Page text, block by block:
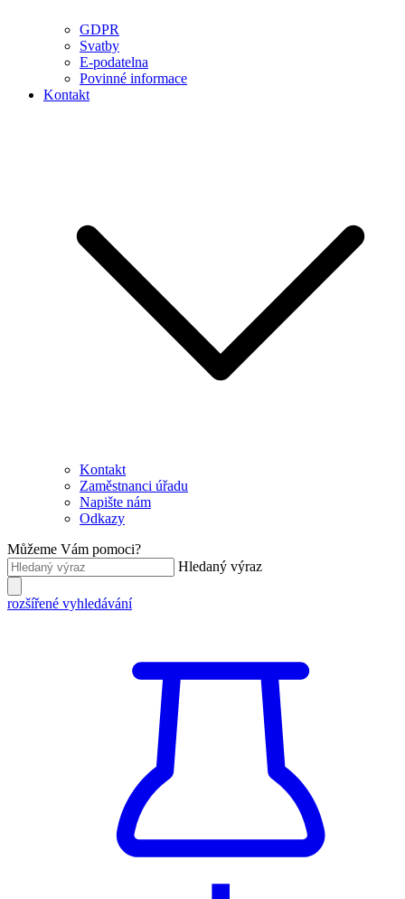
GDPR
Svatby
E-podatelna
Povinné informace
Kontakt
Kontakt
Zaměstnanci úřadu
Napište nám
Odkazy
Můžeme Vám pomoci?
Hledaný výraz
rozšířené vyhledávání